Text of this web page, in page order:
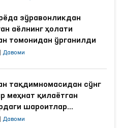
зўравонликдан
аёлнинг ҳолати
томонидан ўрганилди
Давоми
тақдимномасидан сўнг
меҳнат қилаётган
шароитлар
Давоми